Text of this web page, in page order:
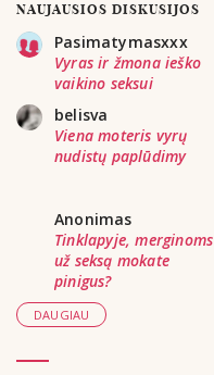
NAUJAUSIOS DISKUSIJOS
Pasimatymasxxx
Vyras ir žmona ieško
vaikino seksui
belisva
Viena moteris vyrų
nudistų paplūdimy
Anonimas
Tinklapyje, merginoms
už seksą mokate
pinigus?
DAUGIAU